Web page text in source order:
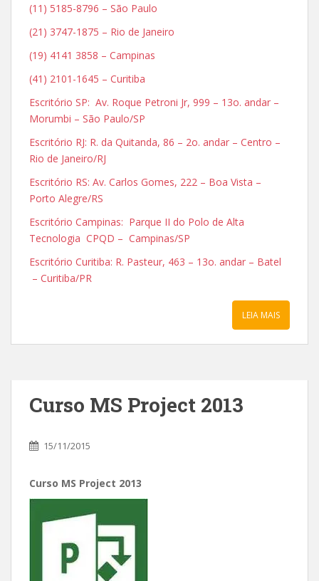
(11) 5185-8796 – São Paulo
(21) 3747-1875 – Rio de Janeiro
(19) 4141 3858 – Campinas
(41) 2101-1645 – Curitiba
Escritório SP: Av. Roque Petroni Jr, 999 – 13o. andar –
Morumbi – São Paulo/SP
Escritório RJ: R. da Quitanda, 86 – 2o. andar – Centro –
Rio de Janeiro/RJ
Escritório RS: Av. Carlos Gomes, 222 – Boa Vista –
Porto Alegre/RS
Escritório Campinas: Parque II do Polo de Alta
Tecnologia CPQD – Campinas/SP
Escritório Curitiba: R. Pasteur, 463 – 13o. andar – Batel
– Curitiba/PR
LEIA MAIS
Curso MS Project 2013
15/11/2015
Curso MS Project 2013